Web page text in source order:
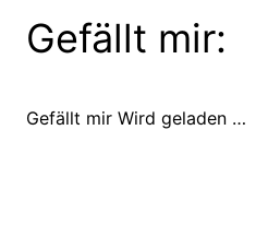
Gefällt mir:
Gefällt mir Wird geladen …